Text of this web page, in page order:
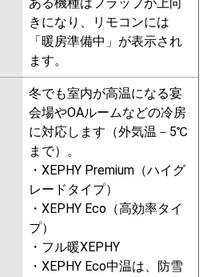
きになり、リモコンには
「暖房準備中」が表示され
ます。
冬でも室内が高温になる宴
会場やOAルームなどの冷房
に対応します（外気温－5℃
まで）。
・XEPHY Premium（ハイグ
レードタイプ）
・XEPHY Eco（高効率タイ
プ）
・フル暖XEPHY
・XEPHY Eco中温は、防雪